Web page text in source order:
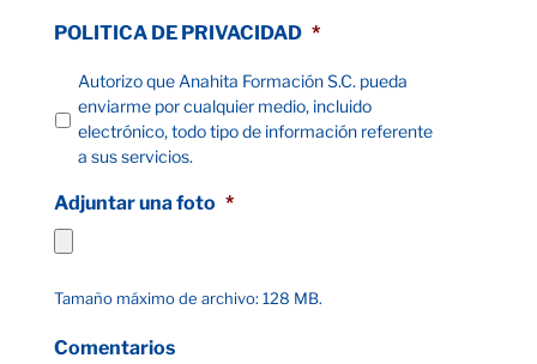
POLITICA DE PRIVACIDAD *
Autorizo que Anahita Formación S.C. pueda
enviarme por cualquier medio, incluido
electrónico, todo tipo de información referente
a sus servicios.
Adjuntar una foto *
Tamaño máximo de archivo: 128 MB.
Comentarios